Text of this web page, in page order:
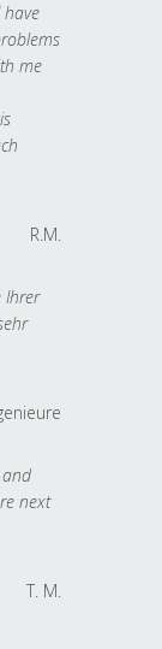
have
me
R.M.
Ihrer
and
next
T. M.